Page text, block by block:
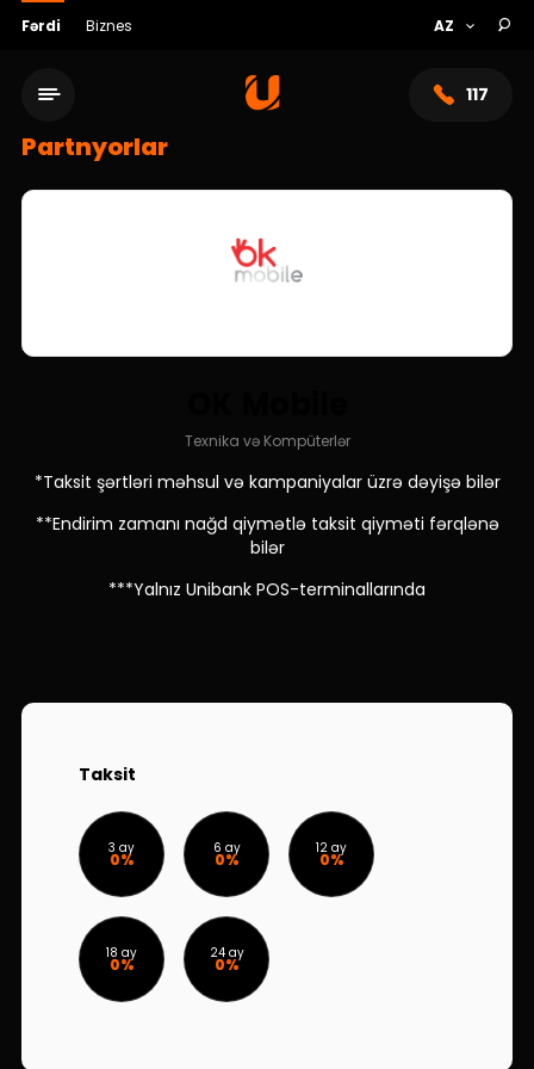
Fərdi Biznes
117
Bank haqqında
Dayanıqlılıq
F.A.Q
Partnyorlar
Texnika və Kompüterlər
*Taksit şərtləri məhsul və kampaniyalar üzrə dəyişə bilər
**Endirim zamanı nağd qiymətlə taksit qiyməti fərqlənə
bilər
***Yalnız Unibank POS-terminallarında
Taksit
3 ay
0%
6 ay
0%
12 ay
0%
18 ay
0%
24 ay
0%